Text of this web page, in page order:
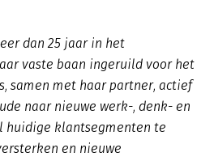
dan 25 jaar in het
vaste baan ingeruild voor het
samen met haar partner, actief
naar nieuwe werk-, denk- en
huidige klantsegmenten te
en nieuwe